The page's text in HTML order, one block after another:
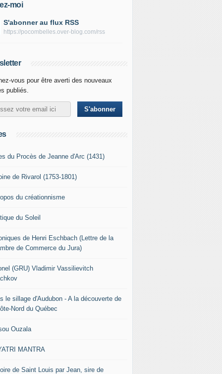
moi
S'abonner au flux RSS
https://pocombelles.over-blog.com/rss
vous pour être averti des nouveaux
publiés.
du Procès de Jeanne d'Arc (1431)
de Rivarol (1753-1801)
du créationnisme
du Soleil
de Henri Eschbach (Lettre de la
de Commerce du Jura)
(GRU) Vladimir Vassilievitch
le sillage d'Audubon - A la découverte de
Nord du Québec
Ouzala
MANTRA
de Saint Louis par Jean, sire de